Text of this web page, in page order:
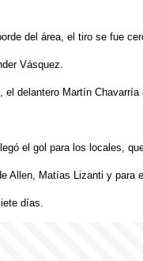
del área, el tiro se fue
Vásquez.
el delantero Martín Chavarría
el gol para los locales,
Allen, Matías Lizanti y para
días.